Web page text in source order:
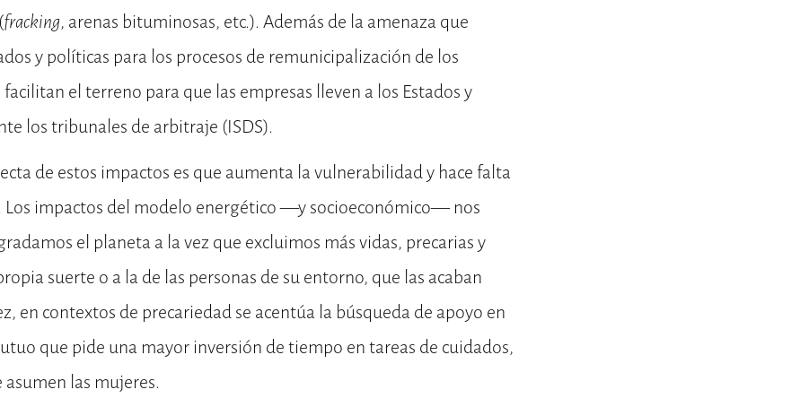
fracking, arenas bituminosas, etc.). Además de la amenaza que
y políticas para los procesos de remunicipalización de los
el terreno para que las empresas lleven a los Estados y
los tribunales de arbitraje (ISDS).
de estos impactos es que aumenta la vulnerabilidad y hace falta
Los impactos del modelo energético —y socioeconómico— nos
el planeta a la vez que excluimos más vidas, precarias y
suerte o a la de las personas de su entorno, que las acaban
en contextos de precariedad se acentúa la búsqueda de apoyo en
que pide una mayor inversión de tiempo en tareas de cuidados,
las mujeres.